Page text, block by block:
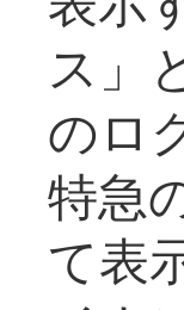
ス」
のロ
特急
て表